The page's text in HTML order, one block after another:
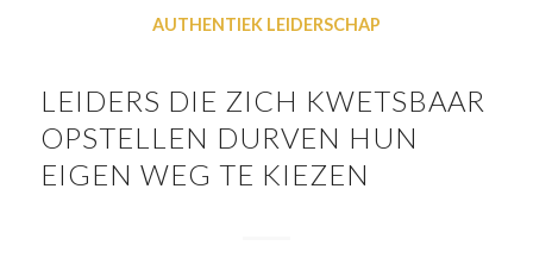
AUTHENTIEK LEIDERSCHAP
LEIDERS DIE ZICH KWETSBAAR
OPSTELLEN DURVEN HUN
EIGEN WEG TE KIEZEN